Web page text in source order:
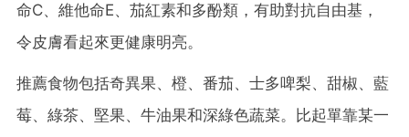
命C、維他命E、茄紅素和多酚類，有助對抗自由基，
令皮膚看起來更健康明亮。
推薦食物包括奇異果、橙、番茄、士多啤梨、甜椒、藍
莓、綠茶、堅果、牛油果和深綠色蔬菜。比起單靠某一